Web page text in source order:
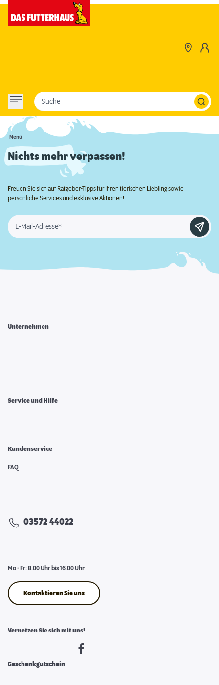
Menü
Suche
Nichts mehr verpassen!
Freuen Sie sich auf Ratgeber-Tipps für Ihren tierischen Liebling sowie
persönliche Services und exklusive Aktionen!
E-Mail-Adresse*
Unternehmen
Service und Hilfe
Kundenservice
FAQ
03572 44022
Mo - Fr: 8.00 Uhr bis 16.00 Uhr
Kontaktieren Sie uns
Vernetzen Sie sich mit uns!
Geschenkgutschein